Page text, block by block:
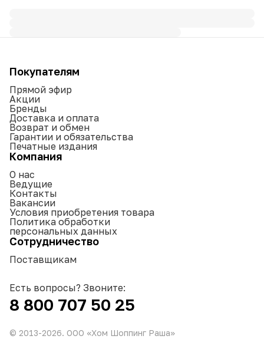
Покупателям
Прямой эфир
Акции
Бренды
Доставка и оплата
Возврат и обмен
Гарантии и обязательства
Печатные издания
Компания
О нас
Ведущие
Контакты
Вакансии
Условия приобретения товара
Политика обработки
персональных данных
Сотрудничество
Поставщикам
Есть вопросы? Звоните:
8 800 707 50 25
© 2013-2026. ООО «Хом Шоппинг Раша»